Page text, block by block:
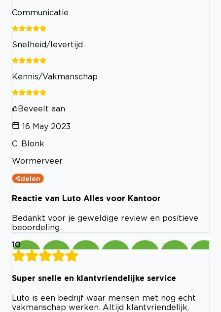
Communicatie
Snelheid/levertijd
Kennis/Vakmanschap
Beveelt aan
16 May 2023
C. Blonk
Wormerveer
delen
Reactie van Luto Alles voor Kantoor
Bedankt voor je geweldige review en positieve
beoordeling.
10
Super snelle en klantvriendelijke service
Luto is een bedrijf waar mensen met nog echt
vakmanschap werken. Altijd klantvriendelijk,